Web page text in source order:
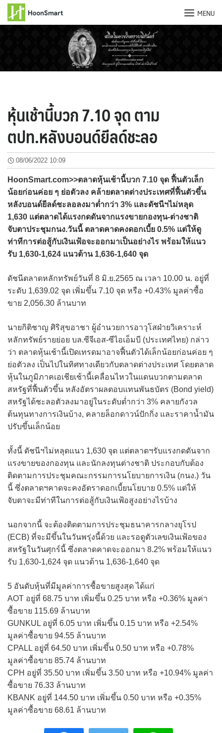
MENU
หุ้นเช้านี้บวก 7.10 จุด ตาม
ตปท.หลังบอนด์ยีลด์ชะลอ
08/06/2022 10:09
HoonSmart.com>>ตลาดหุ้นเช้านี้บวก 7.10 จุด ฟื้นตัวเล็ก
น้อยก่อนค่อย ๆ ย่อตัวลง คล้ายตลาดต่างประเทศที่ฟื้นตัวขึ้น
หลังบอนด์ยีลด์ชะลอลงมาต่ำกว่า 3% และดัชนีฯไม่หลุด
1,630 แต่ตลาดได้แรงกดดันจากแรงขายกองทุน-ต่างชาติ
จับตาประชุมกนง.วันนี้ ตลาดคาดคงดอกเบี้ย 0.5% แต่ให้ดู
ท่าทีการต่อสู้กับเงินเฟ้อจะออกมาเป็นอย่างไร พร้อมให้แนว
รับ 1,630-1,624 แนวต้าน 1,636-1,640 จุด
ดัชนีตลาดหลักทรัพย์วันที่ 8 มิ.ย.2565 ณ เวลา 10.00 น. อยู่ที่
ระดับ 1,639.02 จุด เพิ่มขึ้น 7.10 จุด หรือ +0.43% มูลค่าซื้อ
ขาย 2,056.30 ล้านบาท
นายกิติชาญ ศิริสุขอาชา ผู้อำนวยการอาวุโสฝ่ายวิเคราะห์
หลักทรัพย์รายย่อย บล.ซีจีเอส-ซีไอเอ็มบี (ประเทศไทย) กล่าว
ว่า ตลาดหุ้นเช้านี้เปิดเทรดมาอาจฟื้นตัวได้เล็กน้อยก่อนค่อย ๆ
ย่อตัวลง เป็นไปในทิศทางเดียวกับตลาดต่างประเทศ โดยตลาด
หุ้นในภูมิภาคเอเชียเช้านี้เคลื่อนไหวในแดนบวกตามตลาด
สหรัฐที่ฟื้นตัวขึ้น หลังอัตราผลตอบแทนพันธบัตร (Bond yield)
สหรัฐได้ชะลอตัวลงมาอยู่ในระดับต่ำกว่า 3% คลายกังวล
ต้นทุนทางการเงินบ้าง, คลายล็อกดาวน์ปักกิ่ง และราคาน้ำมัน
ปรับขึ้นเล็กน้อย
ทั้งนี้ ดัชนีฯไม่หลุดแนว 1,630 จุด แต่ตลาดฯรับแรงกดดันจาก
แรงขายของกองทุน และนักลงทุนต่างชาติ ประกอบกับต้อง
ติดตามการประชุมคณะกรรมการนโยบายการเงิน (กนง.) วัน
นี้ ซึ่งตลาดฯคาดจะคงอัตราดอกเบี้ยนโยบาย 0.5% แต่ให้
จับตาจะมีท่าทีในการต่อสู้กับเงินเฟ้อสูงอย่างไรบ้าง
นอกจากนี้ จะต้องติดตามการประชุมธนาคารกลางยุโรป
(ECB) ที่จะมีขึ้นในวันพรุ่งนี้ด้วย และรอดูตัวเลขเงินเฟ้อของ
สหรัฐในวันศุกร์นี้ ซึ่งตลาดคาดจะออกมา 8.2% พร้อมให้แนว
รับ 1,630-1,624 จุด แนวต้าน 1,636-1,640 จุด
5 อันดับหุ้นที่มีมูลค่าการซื้อขายสูงสุด ได้แก่
AOT อยู่ที่ 68.75 บาท เพิ่มขึ้น 0.25 บาท หรือ +0.36% มูลค่า
ซื้อขาย 115.69 ล้านบาท
GUNKUL อยู่ที่ 6.05 บาท เพิ่มขึ้น 0.15 บาท หรือ +2.54%
มูลค่าซื้อขาย 94.55 ล้านบาท
CPALL อยู่ที่ 64.50 บาท เพิ่มขึ้น 0.50 บาท หรือ +0.78%
มูลค่าซื้อขาย 85.74 ล้านบาท
CPH อยู่ที่ 35.50 บาท เพิ่มขึ้น 3.50 บาท หรือ +10.94% มูลค่า
ซื้อขาย 76.33 ล้านบาท
KBANK อยู่ที่ 144.50 บาท เพิ่มขึ้น 0.50 บาท หรือ +0.35%
มูลค่าซื้อขาย 68.61 ล้านบาท